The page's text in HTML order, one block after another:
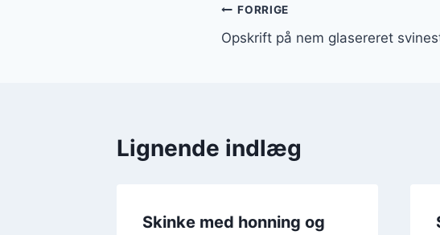
Indlægsnavigation
FORRIGE
Opskrift på nem glasereret
Lignende indlæg
Skinke med honning og